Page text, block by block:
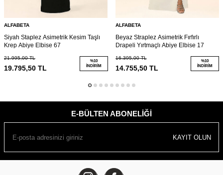
ALFABETA
Siyah Staplez Asimetrik Kesim Taşlı
Krep Abiye Elbise 67
21.995,00TL
19.795,50 TL
%10
İNDIRIM
ALFABETA
Beyaz Straplez Asimetrik Fırfırlı
Drapeli Yırtmaçlı Abiye Elbise 17
16.395,00TL
14.755,50TL
%10
İNDIRIM
E-BÜLTEN ABONELIĞI
KAYIT OLUN